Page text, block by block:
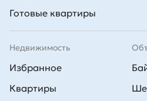
Готовые квартиры
Недвижимость
Избранное
Квартиры